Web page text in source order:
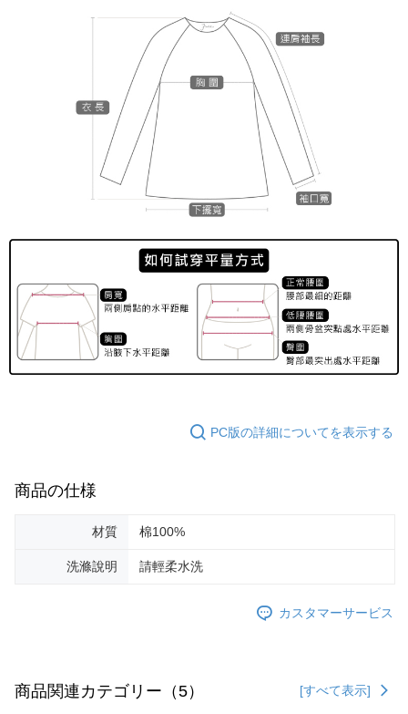
PC版の詳細についてを表示する
商品の仕様
材質 棉100%
洗滌說明 請輕柔水洗
カスタマーサービス
商品関連カテゴリー（5） [すべて表示]